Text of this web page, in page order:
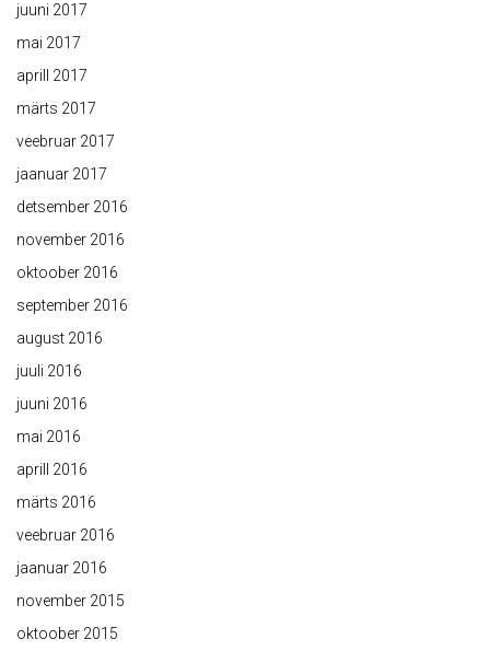
juuni 2017
mai 2017
aprill 2017
märts 2017
veebruar 2017
jaanuar 2017
detsember 2016
november 2016
oktoober 2016
september 2016
august 2016
juuli 2016
juuni 2016
mai 2016
aprill 2016
märts 2016
veebruar 2016
jaanuar 2016
november 2015
oktoober 2015